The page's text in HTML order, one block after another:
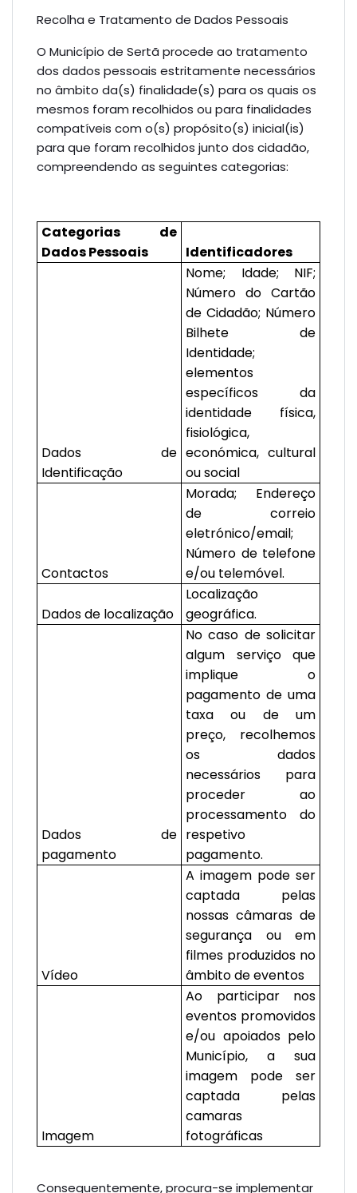
Recolha e Tratamento de Dados Pessoais
O Município de Sertã procede ao tratamento
dos dados pessoais estritamente necessários
no âmbito da(s) finalidade(s) para os quais os
mesmos foram recolhidos ou para finalidades
compatíveis com o(s) propósito(s) inicial(is)
para que foram recolhidos junto dos cidadão,
compreendendo as seguintes categorias:
Categorias de
Dados Pessoais
Identificadores
Dados de
Identificação
Nome; Idade; NIF;
Número do Cartão
de Cidadão; Número
Bilhete de
Identidade;
elementos
específicos da
identidade física,
fisiológica,
económica, cultural
ou social
Contactos
Morada; Endereço
de correio
eletrónico/email;
Número de telefone
e/ou telemóvel.
Dados de localização
Localização
geográfica.
Dados de
pagamento
No caso de solicitar
algum serviço que
implique o
pagamento de uma
taxa ou de um
preço, recolhemos
os dados
necessários para
proceder ao
processamento do
respetivo
pagamento.
Vídeo
A imagem pode ser
captada pelas
nossas câmaras de
segurança ou em
filmes produzidos no
âmbito de eventos
Imagem
Ao participar nos
eventos promovidos
e/ou apoiados pelo
Município, a sua
imagem pode ser
captada pelas
camaras
fotográficas
Consequentemente, procura-se implementar